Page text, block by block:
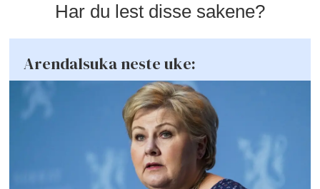
Har du lest disse sakene?
Arendalsuka neste uke: